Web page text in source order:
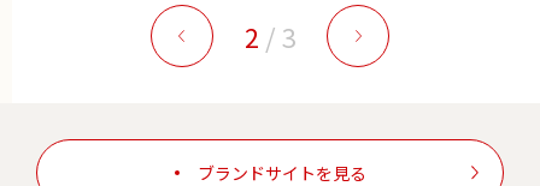
2 /3
ブランドサイトを見る